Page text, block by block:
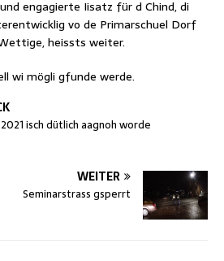
engagierte Iisatz für d Chind, di
vo de Primarschuel Dorf
heissts weiter.
wi mögli gfunde werde.
isch dütlich aagnoh worde
WEITER
Seminarstrass gsperrt